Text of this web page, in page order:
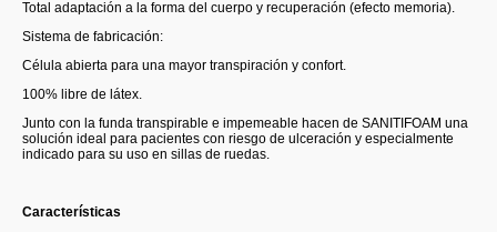
Total adaptación a la forma del cuerpo y recuperación (efecto memoria).
Sistema de fabricación:
Célula abierta para una mayor transpiración y confort.
100% libre de látex.
Junto con la funda transpirable e impemeable hacen de SANITIFOAM una
solución ideal para pacientes con riesgo de ulceración y especialmente
indicado para su uso en sillas de ruedas.
Características